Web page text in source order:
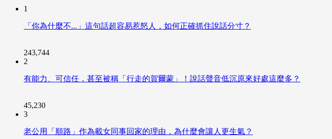
1
「你為什麼不...」這句話超容易惹怒人，如何正確抓住說話分寸？
243,744
2
有能力、可信任，甚至被稱「行走的賀爾蒙」！說話聲音低沉原來好處這麼多？
45,230
3
老公用「順路」作為載女同事回家的理由，為什麼會讓人更生氣？